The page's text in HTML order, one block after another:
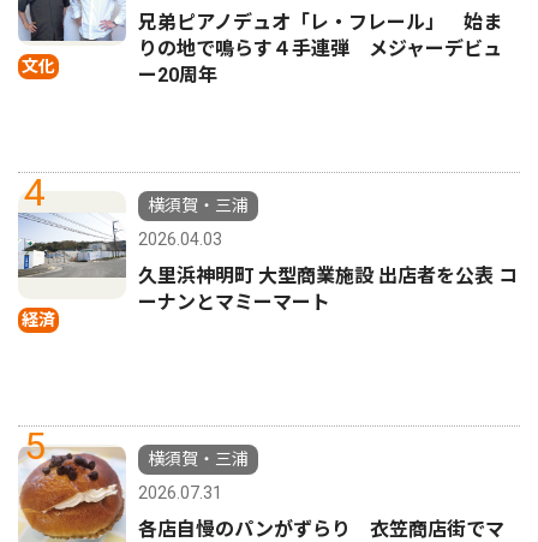
文化
兄弟ピアノデュオ「レ・フレール」 始ま
りの地で鳴らす４手連弾 メジャーデビュ
ー20周年
4
経済
横須賀・三浦
2026.04.03
久里浜神明町 大型商業施設 出店者を公表 コ
ーナンとマミーマート
5
横須賀・三浦
2026.07.31
各店自慢のパンがずらり 衣笠商店街でマ